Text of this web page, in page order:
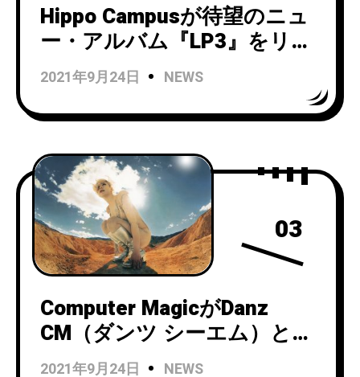
Hippo Campusが待望のニュ
ー・アルバム『LP3』をリリ
ース！「Ride Or Die」のMV
が公開され、日本でも限定ソ
ノシートの配布がスタート！
2021年9月24日 NEWS
03
Computer MagicがDanz
CM（ダンツ シーエム）と改
名し、ファースト・アルバム
2021年9月24日 NEWS